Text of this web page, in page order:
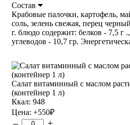
Состав
Крабовые палочки, картофель,
соль, зелень свежая, перец
г. блюдо содержит: белков - 7,5 г
углеводов - 10,7 гр.
Салат витаминный с маслом
(контейнер 1 л)
Ккал: 948
Цена: +550₽